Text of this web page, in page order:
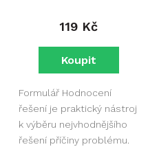
119 Kč
Formulář Hodnocení
řešení je praktický nástroj
k výběru nejvhodnějšího
řešení příčiny problému.